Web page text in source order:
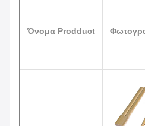
Όνομα Prodduct